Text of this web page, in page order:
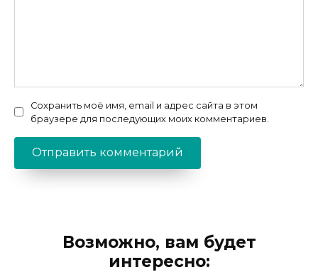
Сохранить моё имя, email и адрес сайта в этом
браузере для последующих моих комментариев.
Возможно, вам будет
интересно: